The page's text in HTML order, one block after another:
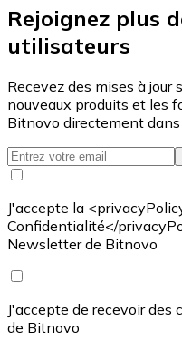
Rejoignez plus
utilisateurs
Recevez des mises à jour
nouveaux produits et les
Bitnovo directement
J'accepte la
Confidentialité</
Newsletter de Bitnovo
J'accepte de recevoir des
de Bitnovo